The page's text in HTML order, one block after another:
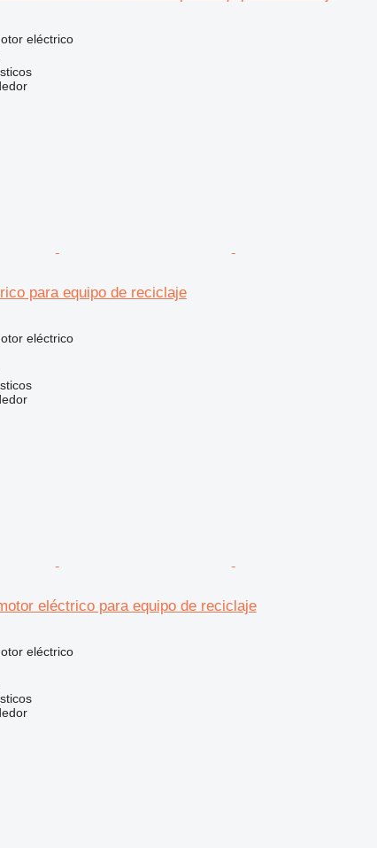
eléctrico
para equipo de reciclaje
eléctrico
eléctrico para equipo de reciclaje
eléctrico